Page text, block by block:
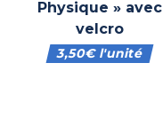
Physique » avec
velcro
3,50€l'unité